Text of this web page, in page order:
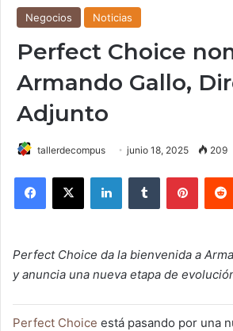
Negocios Noticias
Perfect Choice
Armando Gallo,
Adjunto
tallerdecompus junio 18, 2025 209
Perfect Choice da la bienvenida a
y anuncia una nueva etapa de
Perfect Choice está pasando por una